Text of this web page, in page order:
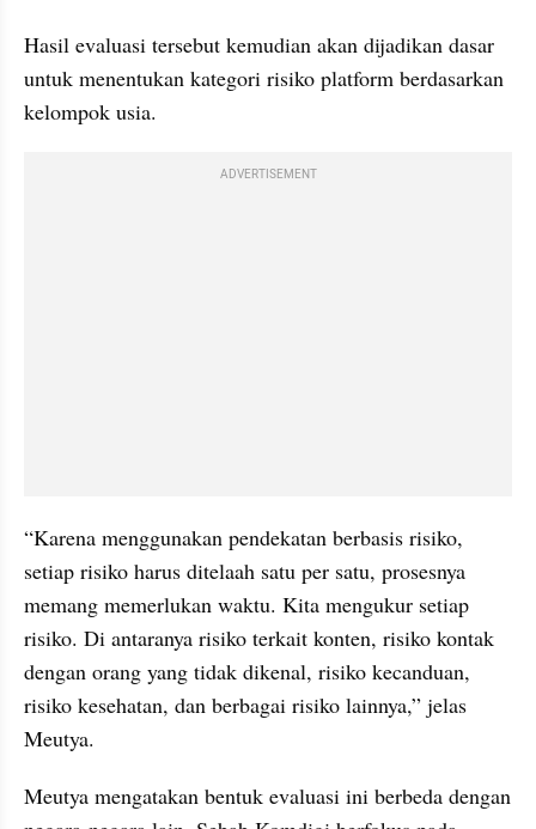
Hasil evaluasi tersebut kemudian akan dijadikan dasar
untuk menentukan kategori risiko platform berdasarkan
kelompok usia.
ADVERTISEMENT
“Karena menggunakan pendekatan berbasis risiko,
setiap risiko harus ditelaah satu per satu, prosesnya
memang memerlukan waktu. Kita mengukur setiap
risiko. Di antaranya risiko terkait konten, risiko kontak
dengan orang yang tidak dikenal, risiko kecanduan,
risiko kesehatan, dan berbagai risiko lainnya,” jelas
Meutya.
Meutya mengatakan bentuk evaluasi ini berbeda dengan